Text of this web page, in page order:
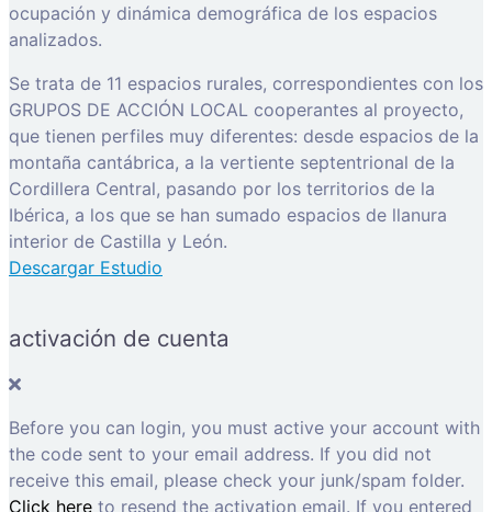
ocupación y dinámica demográfica de los espacios
analizados.
Se trata de 11 espacios rurales, correspondientes con los
GRUPOS DE ACCIÓN LOCAL cooperantes al proyecto,
que tienen perfiles muy diferentes: desde espacios de la
montaña cantábrica, a la vertiente septentrional de la
Cordillera Central, pasando por los territorios de la
Ibérica, a los que se han sumado espacios de llanura
interior de Castilla y León.
Descargar Estudio
activación de cuenta
Before you can login, you must active your account with
the code sent to your email address. If you did not
receive this email, please check your junk/spam folder.
Click here to resend the activation email. If you entered